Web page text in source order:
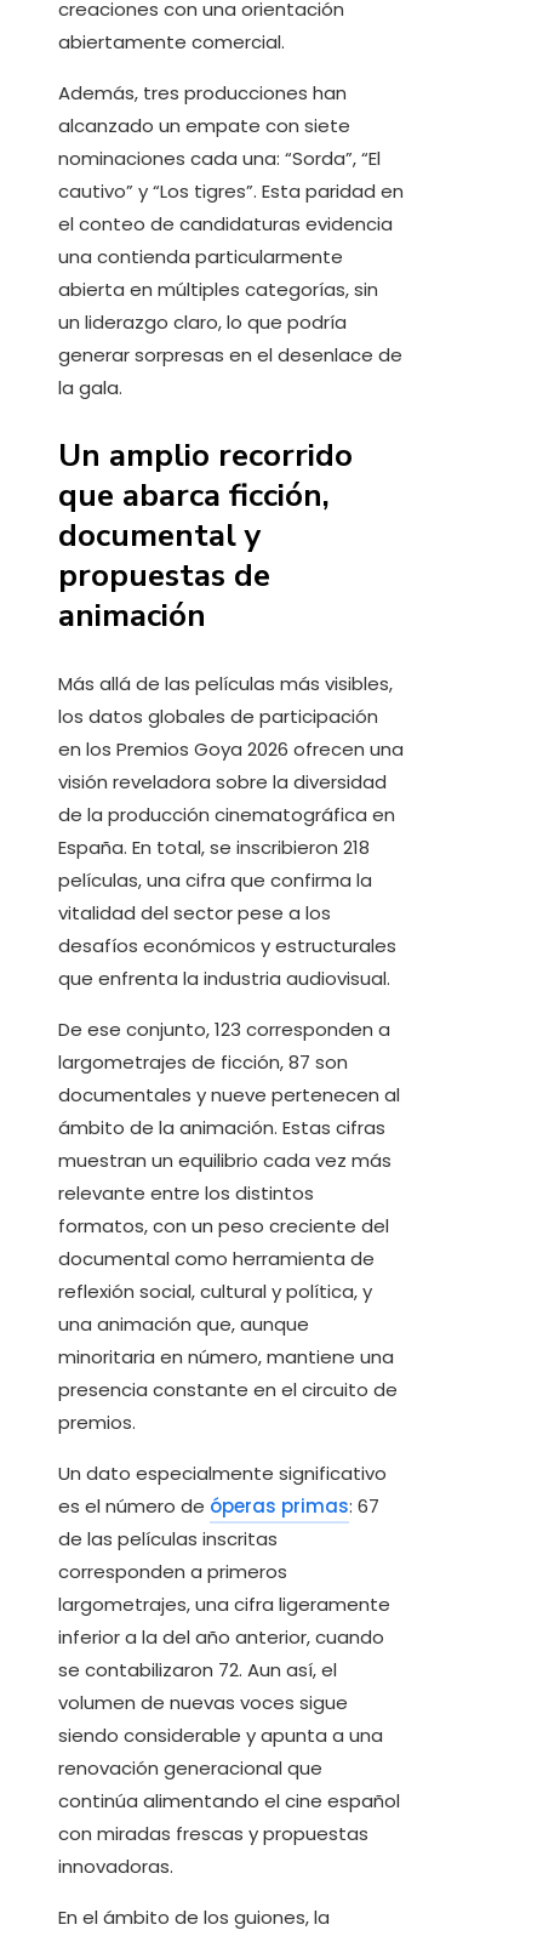
creaciones con una orientación
abiertamente comercial.
Además, tres producciones han
alcanzado un empate con siete
nominaciones cada una: “Sorda”, “El
cautivo” y “Los tigres”. Esta paridad en
el conteo de candidaturas evidencia
una contienda particularmente
abierta en múltiples categorías, sin
un liderazgo claro, lo que podría
generar sorpresas en el desenlace de
la gala.
Un amplio recorrido
que abarca ficción,
documental y
propuestas de
animación
Más allá de las películas más visibles,
los datos globales de participación
en los Premios Goya 2026 ofrecen una
visión reveladora sobre la diversidad
de la producción cinematográfica en
España. En total, se inscribieron 218
películas, una cifra que confirma la
vitalidad del sector pese a los
desafíos económicos y estructurales
que enfrenta la industria audiovisual.
De ese conjunto, 123 corresponden a
largometrajes de ficción, 87 son
documentales y nueve pertenecen al
ámbito de la animación. Estas cifras
muestran un equilibrio cada vez más
relevante entre los distintos
formatos, con un peso creciente del
documental como herramienta de
reflexión social, cultural y política, y
una animación que, aunque
minoritaria en número, mantiene una
presencia constante en el circuito de
premios.
Un dato especialmente significativo
es el número de óperas primas: 67
de las películas inscritas
corresponden a primeros
largometrajes, una cifra ligeramente
inferior a la del año anterior, cuando
se contabilizaron 72. Aun así, el
volumen de nuevas voces sigue
siendo considerable y apunta a una
renovación generacional que
continúa alimentando el cine español
con miradas frescas y propuestas
innovadoras.
En el ámbito de los guiones, la